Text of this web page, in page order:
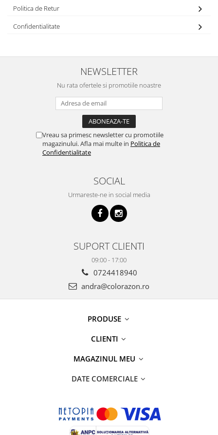
Politica de Retur
Confidentialitate
NEWSLETTER
Nu rata ofertele si promotiile noastre
Vreau sa primesc newsletter cu promotiile
magazinului. Afla mai multe in Politica de
Confidentialitate
SOCIAL
Urmareste-ne in social media
SUPORT CLIENTI
09:00 - 17:00
0724418940
andra@colorazon.ro
PRODUSE
CLIENTI
MAGAZINUL MEU
DATE COMERCIALE